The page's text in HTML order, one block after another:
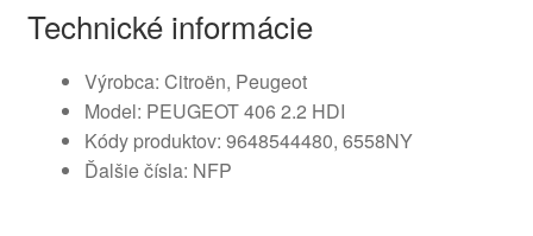
Technické informácie
Výrobca: Citroën, Peugeot
Model: PEUGEOT 406 2.2 HDI
Kódy produktov: 9648544480, 6558NY
Ďalšie čísla: NFP